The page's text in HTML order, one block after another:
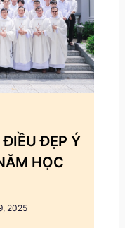
ĐIỀU ĐẸP Ý
HỌC
2025